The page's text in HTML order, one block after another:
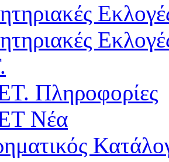
Πληροφορίες
Νέα